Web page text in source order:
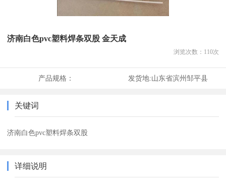
济南白色pvc塑料焊条双股 金天成
浏览次数： 110次
产品规格： 发货地:山东省滨州邹平县
关键词
济南白色pvc塑料焊条双股
详细说明